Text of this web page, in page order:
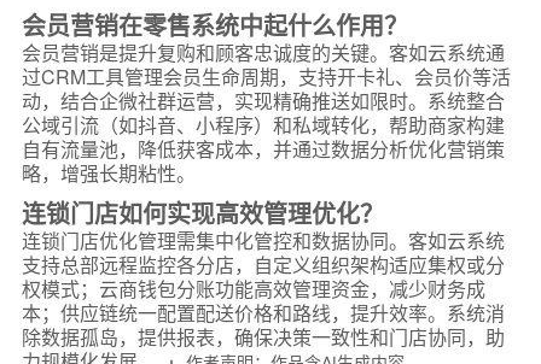
会员营销在零售系统中起什么作用？
会员营销是提升复购和顾客忠诚度的关键。客如云系统通
过CRM工具管理会员生命周期，支持开卡礼、会员价等活
动，结合企微社群运营，实现精确推送如限时。系统整合
公域引流（如抖音、小程序）和私域转化，帮助商家构建
自有流量池，降低获客成本，并通过数据分析优化营销策
略，增强长期粘性。
连锁门店如何实现高效管理优化？
连锁门店优化管理需集中化管控和数据协同。客如云系统
支持总部远程监控各分店，自定义组织架构适应集权或分
权模式；云商钱包分账功能高效管理资金，减少财务成
本；供应链统一配置配送价格和路线，提升效率。系统消
除数据孤岛，提供报表，确保决策一致性和门店协同，助